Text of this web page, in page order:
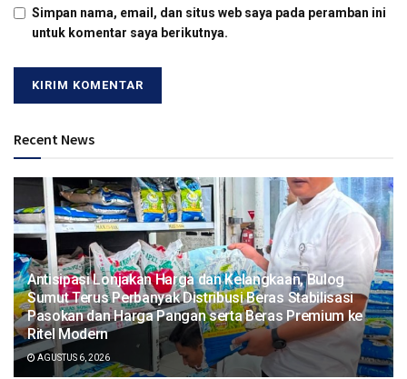
Simpan nama, email, dan situs web saya pada peramban ini
untuk komentar saya berikutnya.
Recent News
Antisipasi Lonjakan Harga dan Kelangkaan, Bulog
Sumut Terus Perbanyak Distribusi Beras Stabilisasi
Pasokan dan Harga Pangan serta Beras Premium ke
Ritel Modern
AGUSTUS 6, 2026